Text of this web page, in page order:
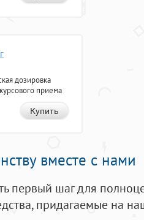
дозировка
приема
Купить
вместе с нами
первый шаг для
придагаемые на